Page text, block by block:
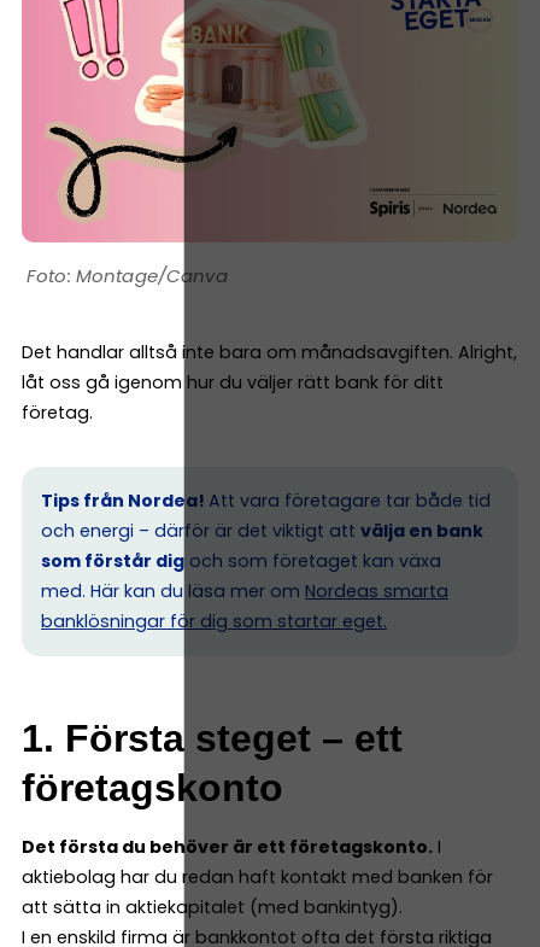
Montage/Canva
Det handlar alltså inte bara om månadsavgiften. Alright,
låt oss gå igenom hur du väljer rätt bank för ditt
företag.
Tips från Nordea! Att vara företagare tar både tid
och energi – därför är det viktigt att välja en bank
som förstår dig och som företaget kan växa
med. Här kan du läsa mer om Nordeas smarta
banklösningar för dig som startar eget.
1. Första steget – ett
företagskonto
Det första du behöver är ett företagskonto. I
aktiebolag har du redan haft kontakt med banken för
att sätta in aktiekapitalet (med bankintyg).
I en enskild firma är bankkontot ofta det första riktiga